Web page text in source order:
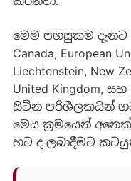
මෙම පහසුකම දැනට
Canada, European
Liechtenstein, New
United Kingdom,
සිටින පරිශීලකයින්
මෙය ක්‍රමයෙන්
හට ද ලබාදීමට